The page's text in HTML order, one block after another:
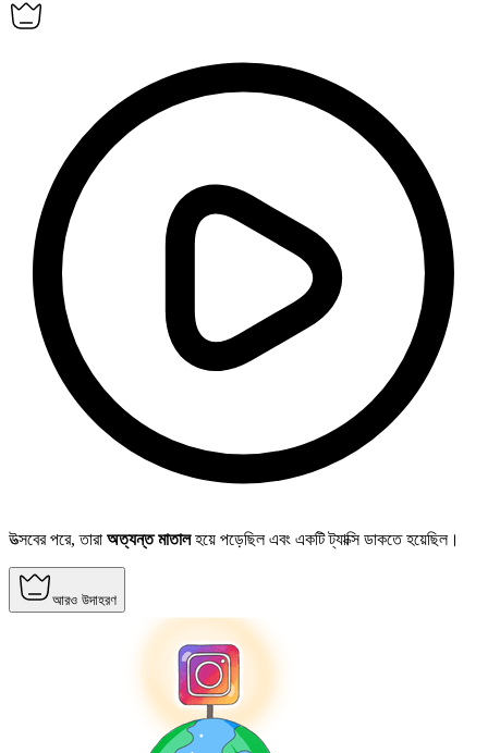
উত্সবের পরে, তারা অত্যন্ত মাতালহয়ে পড়েছিল এবং একটি ট্যাক্সি ডাকতে হয়েছিল।
আরও উদাহরণ